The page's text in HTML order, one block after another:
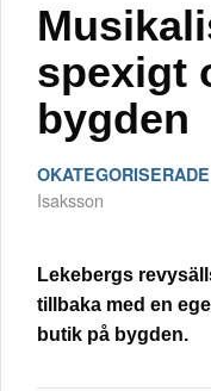
spexigt
bygden
OKATEGORISERADE
Isaksson
Lekebergs
tillbaka med en
butik på bygden.